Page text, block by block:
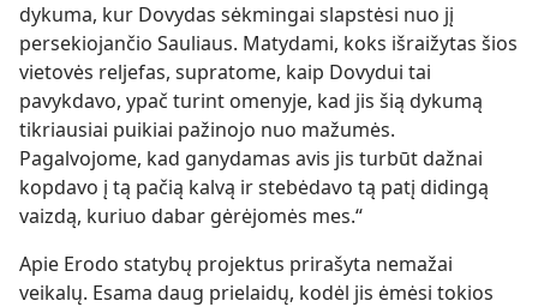
dykuma, kur Dovydas sėkmingai slapstėsi nuo jį
persekiojančio Sauliaus. Matydami, koks išraižytas šios
vietovės reljefas, supratome, kaip Dovydui tai
pavykdavo, ypač turint omenyje, kad jis šią dykumą
tikriausiai puikiai pažinojo nuo mažumės.
Pagalvojome, kad ganydamas avis jis turbūt dažnai
kopdavo į tą pačią kalvą ir stebėdavo tą patį didingą
vaizdą, kuriuo dabar gėrėjomės mes.“
Apie Erodo statybų projektus prirašyta nemažai
veikalų. Esama daug prielaidų, kodėl jis ėmėsi tokios